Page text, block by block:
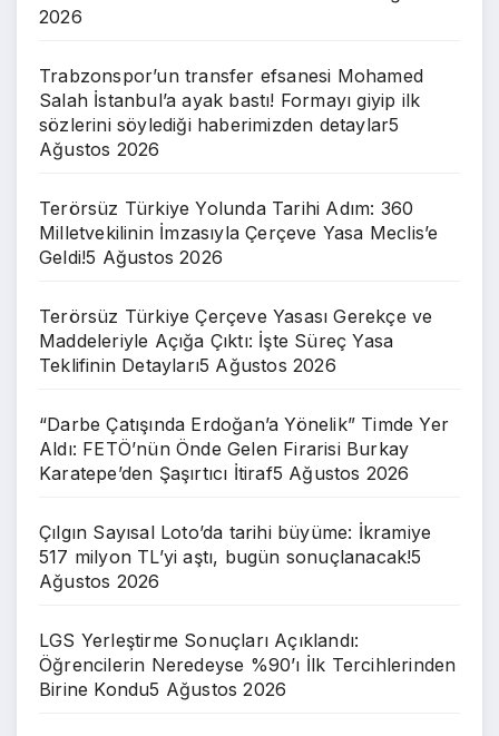
2026
Trabzonspor’un transfer efsanesi Mohamed
Salah İstanbul’a ayak bastı! Formayı giyip ilk
sözlerini söylediği haberimizden detaylar5
Ağustos 2026
Terörsüz Türkiye Yolunda Tarihi Adım: 360
Milletvekilinin İmzasıyla Çerçeve Yasa Meclis’e
Geldi!5 Ağustos 2026
Terörsüz Türkiye Çerçeve Yasası Gerekçe ve
Maddeleriyle Açığa Çıktı: İşte Süreç Yasa
Teklifinin Detayları5 Ağustos 2026
“Darbe Çatışında Erdoğan’a Yönelik” Timde Yer
Aldı: FETÖ’nün Önde Gelen Firarisi Burkay
Karatepe’den Şaşırtıcı İtiraf5 Ağustos 2026
Çılgın Sayısal Loto’da tarihi büyüme: İkramiye
517 milyon TL’yi aştı, bugün sonuçlanacak!5
Ağustos 2026
LGS Yerleştirme Sonuçları Açıklandı:
Öğrencilerin Neredeyse %90’ı İlk Tercihlerinden
Birine Kondu5 Ağustos 2026